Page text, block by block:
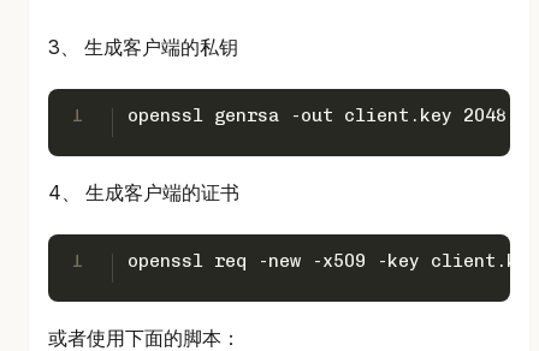
3、 生成客户端的私钥
1 openssl genrsa -out client.key 2048
4、 生成客户端的证书
1 openssl req -new -x509 -key
或者使用下面的脚本：